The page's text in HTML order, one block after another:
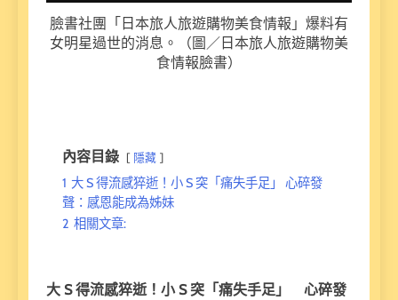
臉書社團「日本旅人旅遊購物美食情報」爆料有
女明星過世的消息。（圖／日本旅人旅遊購物美
食情報臉書）
內容目錄 隱藏
1 大 S 得流感猝逝！小 S 突「痛失手足」 心碎發
聲：感恩能成為姊妹
2 相關文章:
大 S 得流感猝逝！小 S 突「痛失手足」 心碎發